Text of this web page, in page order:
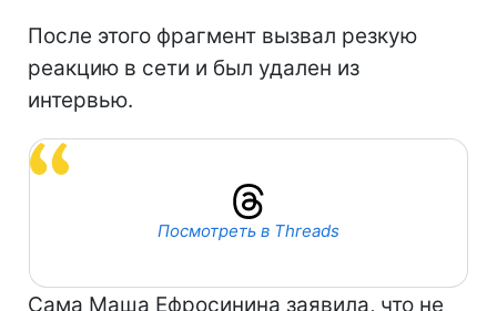
После этого фрагмент вызвал резкую
реакцию в сети и был удален из
интервью.
Посмотреть в Threads
Сама Маша Ефросинина заявила, что не